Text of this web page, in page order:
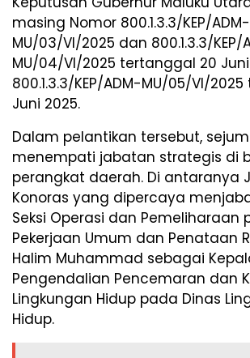
masing Nomor 800.1.3.3/KEP/ADM-
MU/03/VI/2025 dan 800.1.3.3/KEP/
MU/04/VI/2025 tertanggal 20
800.1.3.3/KEP/ADM-MU/05/VI/
Juni 2025.
Dalam pelantikan tersebut,
menempati jabatan strategis di
perangkat daerah. Di antaranya
Konoras yang dipercaya
Seksi Operasi dan Pemeliharaan
Pekerjaan Umum dan Penataan
Halim Muhammad sebagai
Pengendalian Pencemaran dan
Lingkungan Hidup pada Dinas
Hidup.